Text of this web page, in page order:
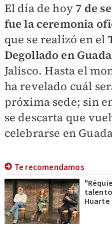
El día de hoy 7 de
fue la ceremonia
que se realizó en el
Degollado en
Jalisco. Hasta el
ha revelado cuál
próxima sede; sin
se descarta que
celebrarse en
Te recomendamos
Huarte